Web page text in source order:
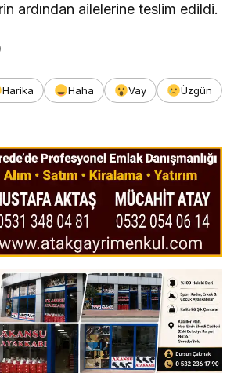
ardından ailelerine teslim edildi.
Harika Haha Vay
Üzgün